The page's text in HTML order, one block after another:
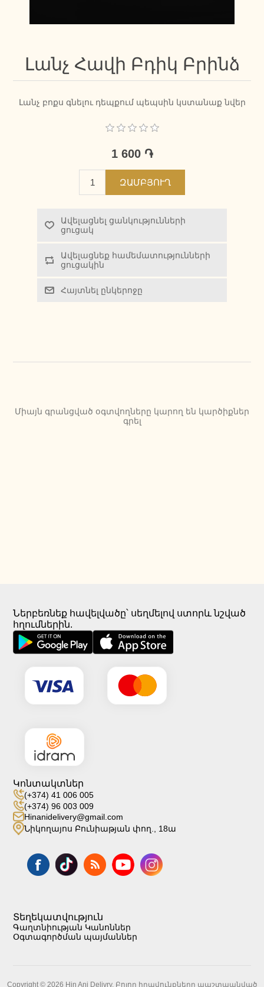
Լանչ Հավի Բդիկ Բրինձ
Լանչ բոքս գնելու դեպքում պեպսին կստանաք նվեր
1 600 ֏
ԶԱՄԲՅՈՒՂ
Ավելացնել ցանկությունների
ցուցակ
Ավելացնեք համեմատությունների
ցուցակին
Հայտնել ընկերոջը
Միայն գրանցված օգտվողները կարող են կարծիքներ
գրել
Ներբեռնեք հավելվածը՝ սեղմելով ստորև նշված
հղումներին.
Կոնտակտներ
(+374) 41 006 005
(+374) 96 003 009
Hinanidelivery@gmail.com
Նիկողայոս Բունիաթյան փող., 18ա
Տեղեկատվություն
Գաղտնիության Կանոններ
Օգտագործման պայմաններ
Copyright © 2026 Hin Ani Delivry. Բոլոր իրավունքները պաշտպանված